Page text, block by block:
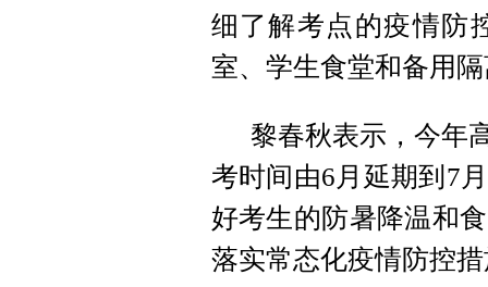
细了解考点的疫情防
室、学生食堂和备用
黎春秋表示，今年
考时间由6月延期到7
好考生的防暑降温和
落实常态化疫情防控